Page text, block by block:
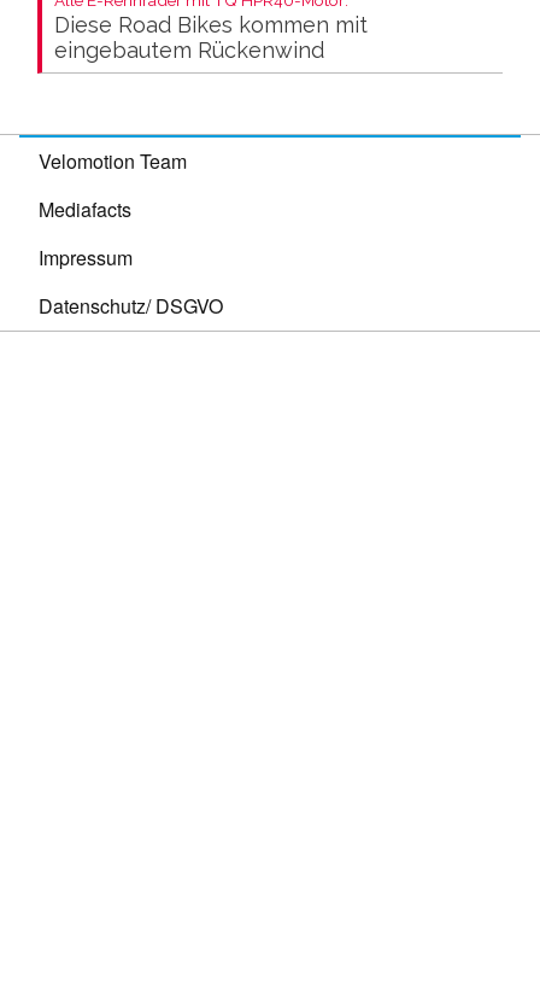
Diese Road Bikes kommen mit
eingebautem Rückenwind
Velomotion Team
Mediafacts
Impressum
Datenschutz/ DSGVO